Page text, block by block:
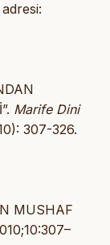
Marife Dini
307-326.
MUSHAF